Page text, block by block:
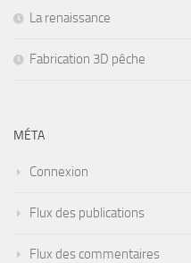
La renaissance
Fabrication 3D pêche
MÉTA
Connexion
Flux des publications
Flux des commentaires